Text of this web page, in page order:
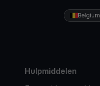
Belgium
Hulpmiddelen